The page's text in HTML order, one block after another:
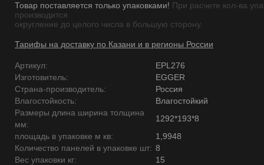
Товар поставляется только упаковками! При расчете кол-ва
производится
округление до целого числа в большую сторону.
Тарифы на доставку по Казани и в регионы России
Артикул:
EPL276
Изготовитель:
EGGER
Страна-производитель:
Россия
Влагостойкость:
Влагостойкий
Размеры длина ширина толщина
мм:
1292*193*8
площадь в упаковке м кв:
1,9948
Количество панелей в упаковке шт: 8
Вес упаковки кг:
15